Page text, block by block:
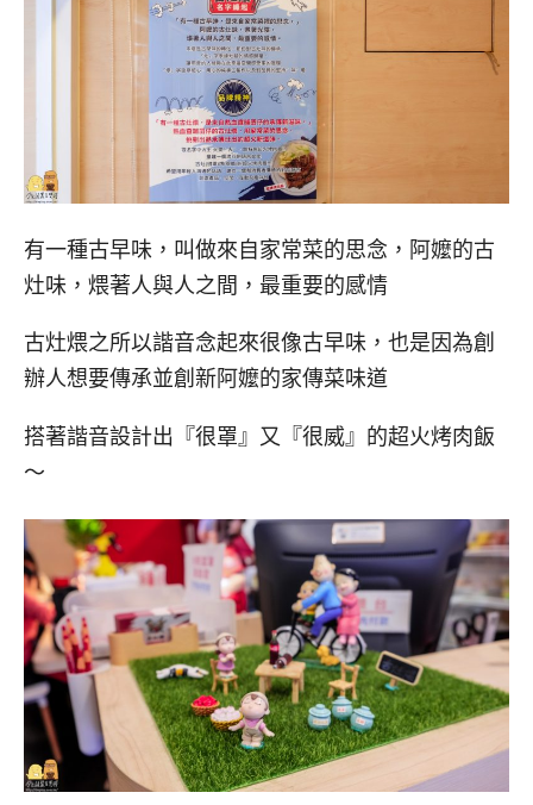
有一種古早味，叫做來自家常菜的思念，阿嬤的古
灶味，煨著人與人之間，最重要的感情
古灶煨之所以諧音念起來很像古早味，也是因為創
辦人想要傳承並創新阿嬤的家傳菜味道
搭著諧音設計出『很罩』又『很威』的超火烤肉飯
～